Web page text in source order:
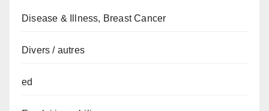
Disease & Illness, Breast Cancer
Divers / autres
ed